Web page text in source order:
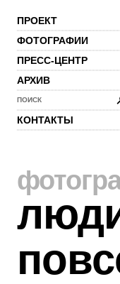
ПРОЕКТ
ФОТОГРАФИИ
ПРЕСС-ЦЕНТР
АРХИВ
ПОИСК
КОНТАКТЫ